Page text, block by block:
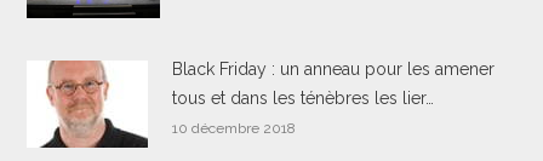
Black Friday : un anneau pour les amener
tous et dans les ténèbres les lier…
10 décembre 2018